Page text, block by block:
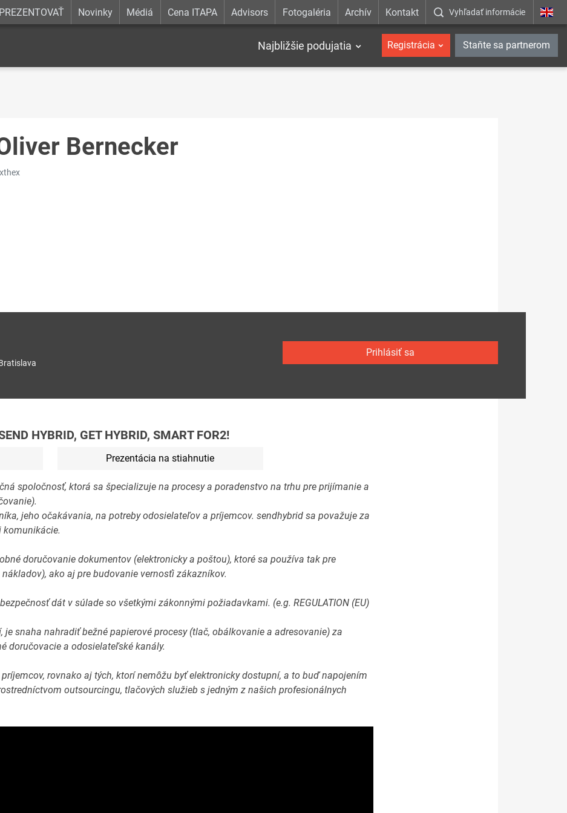
Novinky Médiá Cena ITAPA Advisors Fotogaléria Archív Kontakt Vyhľadať informácie
Najbližšie podujatia Registrácia Staňte sa partnerom
Bernecker
Prihlásiť sa
HYBRID, GET HYBRID, SMART FOR2!
Prezentácia na stiahnutie
spoločnosť, ktorá sa špecializuje na procesy a poradenstvo na trhu pre prijímanie a
jeho očakávania, na potreby odosielateľov a príjemcov. sendhybrid sa považuje za
komunikácie.
doručovanie dokumentov (elektronicky a poštou), ktoré sa používa tak pre
ako aj pre budovanie vernosťi zákazníkov.
dát v súlade so všetkými zákonnými požiadavkami. (e.g. REGULATION (EU)
je snaha nahradiť bežné papierové procesy (tlač, obálkovanie a adresovanie) za
doručovacie a odosielateľské kanály.
rovnako aj tých, ktorí nemôžu byť elektronicky dostupní, a to buď napojením
outsourcingu, tlačových služieb s jedným z našich profesionálnych